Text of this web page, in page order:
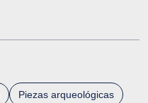
Piezas arqueológicas